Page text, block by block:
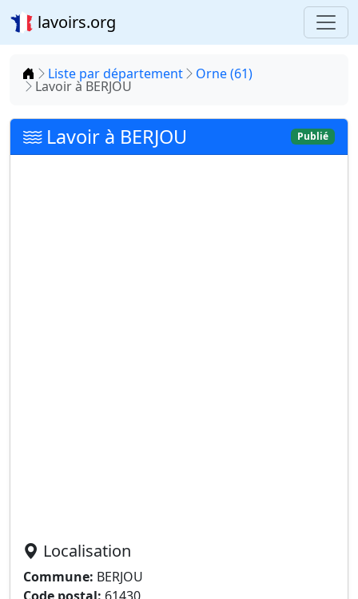
lavoirs.org
Accueil
Liste par département Orne (61)
Lavoir à BERJOU
Lavoir à BERJOU Publié
Localisation
Commune: BERJOU